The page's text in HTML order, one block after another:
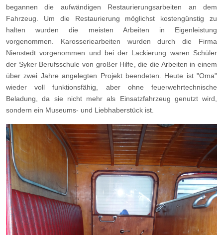
begannen die aufwändigen Restaurierungsarbeiten an dem
Fahrzeug. Um die Restaurierung möglichst kostengünstig zu
halten wurden die meisten Arbeiten in Eigenleistung
vorgenommen. Karosseriearbeiten wurden durch die Firma
Nienstedt vorgenommen und bei der Lackierung waren Schüler
der Syker Berufsschule von großer Hilfe, die die Arbeiten in einem
über zwei Jahre angelegten Projekt beendeten. Heute ist "Oma"
wieder voll funktionsfähig, aber ohne feuerwehrtechnische
Beladung, da sie nicht mehr als Einsatzfahrzeug genutzt wird,
sondern ein Museums- und Liebhaberstück ist.